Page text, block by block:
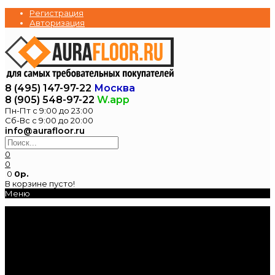
Регистрация
Авторизация
8 (495) 147-97-22 Москва
8 (905) 548-97-22 W.app
Пн-Пт с 9:00 до 23:00
Сб-Вс с 9:00 до 20:00
info@aurafloor.ru
0
0
0 0р.
В корзине пусто!
Меню